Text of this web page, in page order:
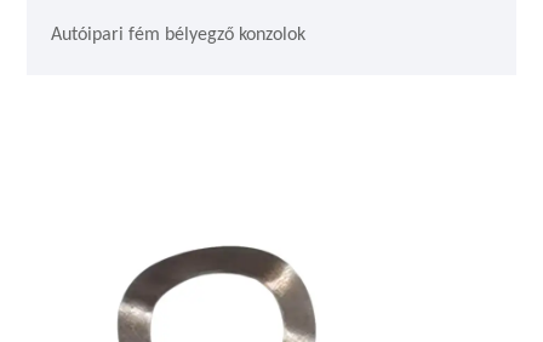
Autóipari fém bélyegző konzolok